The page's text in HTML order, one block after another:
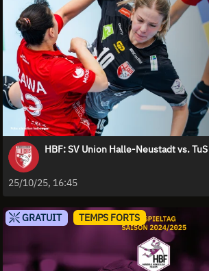
HBF: SV Union Halle-Neustadt vs.
25/10/25, 16:45
GRATUIT TEMPS FORTS